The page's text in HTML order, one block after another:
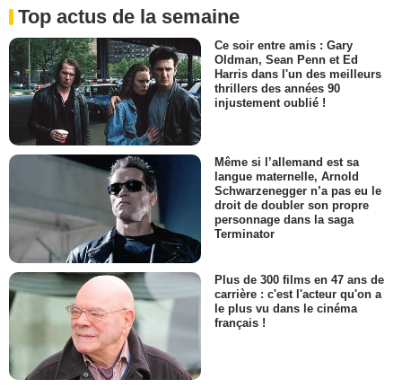
Top actus de la semaine
Ce soir entre amis : Gary
Oldman, Sean Penn et Ed
Harris dans l'un des meilleurs
thrillers des années 90
injustement oublié !
Même si l’allemand est sa
langue maternelle, Arnold
Schwarzenegger n’a pas eu le
droit de doubler son propre
personnage dans la saga
Terminator
Plus de 300 films en 47 ans de
carrière : c'est l'acteur qu'on a
le plus vu dans le cinéma
français !